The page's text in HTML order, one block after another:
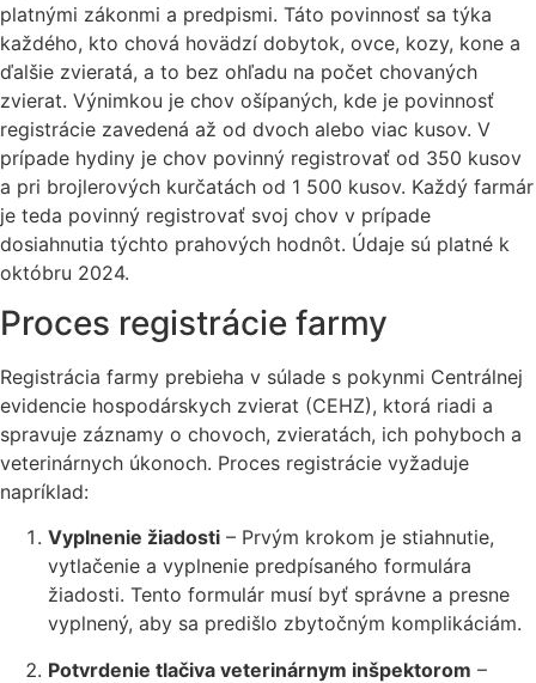
platnými zákonmi a predpismi. Táto povinnosť sa týka
každého, kto chová hovädzí dobytok, ovce, kozy, kone a
ďalšie zvieratá, a to bez ohľadu na počet chovaných
zvierat. Výnimkou je chov ošípaných, kde je povinnosť
registrácie zavedená až od dvoch alebo viac kusov. V
prípade hydiny je chov povinný registrovať od 350 kusov
a pri brojlerových kurčatách od 1 500 kusov. Každý farmár
je teda povinný registrovať svoj chov v prípade
dosiahnutia týchto prahových hodnôt. Údaje sú platné k
októbru 2024.
Proces registrácie farmy
Registrácia farmy prebieha v súlade s pokynmi Centrálnej
evidencie hospodárskych zvierat (CEHZ), ktorá riadi a
spravuje záznamy o chovoch, zvieratách, ich pohyboch a
veterinárnych úkonoch. Proces registrácie vyžaduje
napríklad:
Vyplnenie žiadosti – Prvým krokom je stiahnutie,
vytlačenie a vyplnenie predpísaného formulára
žiadosti. Tento formulár musí byť správne a presne
vyplnený, aby sa predišlo zbytočným komplikáciám.
Potvrdenie tlačiva veterinárnym inšpektorom –